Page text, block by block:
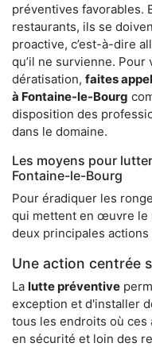
préventives favorables.
restaurants, ils se
proactive, c’est-à-dire
qu’il ne survienne.
dératisation, faites
à Fontaine-le-Bourg
disposition des
dans le domaine.
Les moyens pour
Fontaine-le-Bourg
Pour éradiquer les
qui mettent en œuvre le
deux principales
Une action centrée
La lutte préventive
exception et d'installer
tous les endroits où ces
en sécurité et loin des